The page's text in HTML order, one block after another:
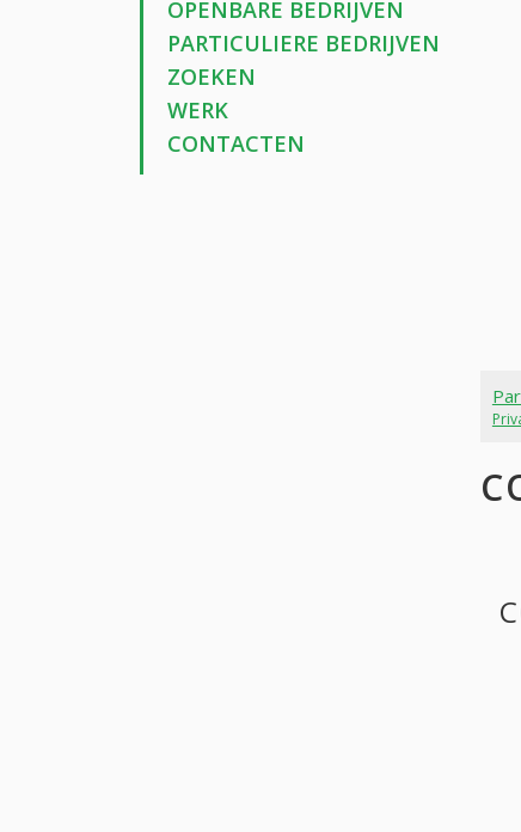
OPENBARE BEDRIJVEN
PARTICULIERE BEDRIJVEN
ZOEKEN
WERK
CONTACTEN